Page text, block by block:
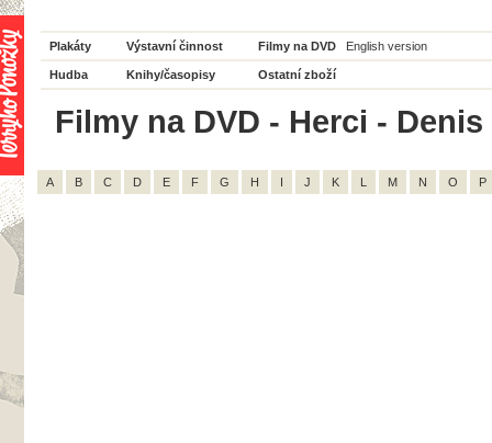
Plakáty Výstavní činnost Filmy na DVD English version
Hudba Knihy/časopisy Ostatní zboží
Filmy na DVD - Herci -
A B C D E F G H I J K L M N O P